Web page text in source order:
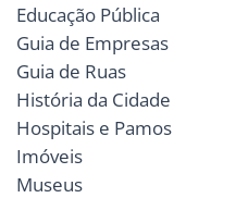
Educação Pública
Guia de Empresas
Guia de Ruas
História da Cidade
Hospitais e Pamos
Imóveis
Museus